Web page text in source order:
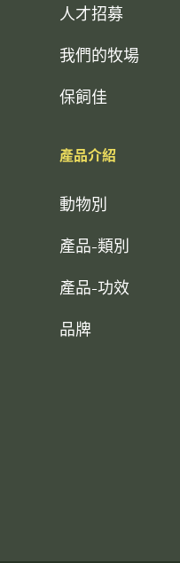
人才招募
我們的牧場
保飼佳
產品介紹
動物別
產品-類別
產品-功效
品牌